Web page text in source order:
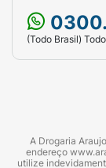
(Todo Brasil)
A Drogaria
endereço
utilize